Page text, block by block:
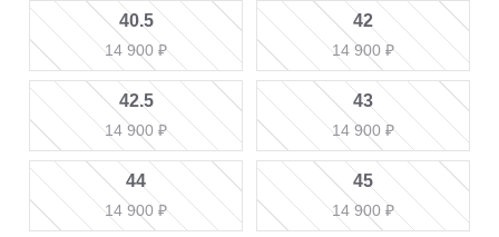
40.5
14 900 ₽
42
14 900 ₽
42.5
14 900 ₽
43
14 900 ₽
44
14 900 ₽
45
14 900 ₽